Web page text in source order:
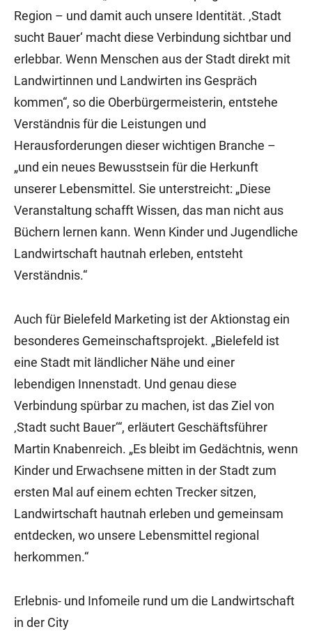
Region – und damit auch unsere Identität. ‚Stadt
sucht Bauer‘ macht diese Verbindung sichtbar und
erlebbar. Wenn Menschen aus der Stadt direkt mit
Landwirtinnen und Landwirten ins Gespräch
kommen“, so die Oberbürgermeisterin, entstehe
Verständnis für die Leistungen und
Herausforderungen dieser wichtigen Branche –
„und ein neues Bewusstsein für die Herkunft
unserer Lebensmittel. Sie unterstreicht: „Diese
Veranstaltung schafft Wissen, das man nicht aus
Büchern lernen kann. Wenn Kinder und Jugendliche
Landwirtschaft hautnah erleben, entsteht
Verständnis.“
Auch für Bielefeld Marketing ist der Aktionstag ein
besonderes Gemeinschaftsprojekt. „Bielefeld ist
eine Stadt mit ländlicher Nähe und einer
lebendigen Innenstadt. Und genau diese
Verbindung spürbar zu machen, ist das Ziel von
‚Stadt sucht Bauer‘“, erläutert Geschäftsführer
Martin Knabenreich. „Es bleibt im Gedächtnis, wenn
Kinder und Erwachsene mitten in der Stadt zum
ersten Mal auf einem echten Trecker sitzen,
Landwirtschaft hautnah erleben und gemeinsam
entdecken, wo unsere Lebensmittel regional
herkommen.“
Erlebnis- und Infomeile rund um die Landwirtschaft
in der City